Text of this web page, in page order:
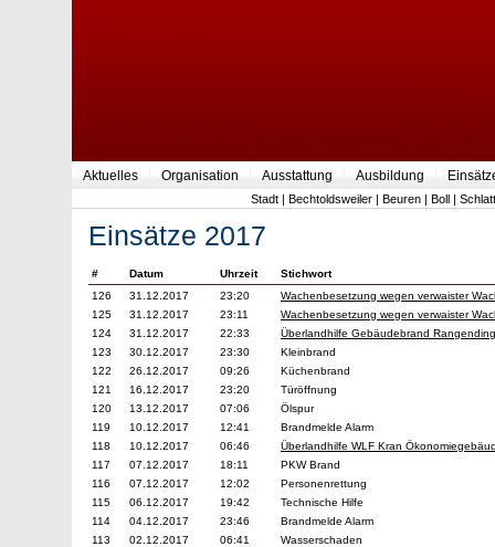
Aktuelles Organisation Ausstattung Ausbildung
Stadt | Bechtoldsweiler | Beuren | Boll | Schlatt
Einsätze 2017
# Datum Uhrzeit
Stichwort
126
31.12.2017 23:20
Wachenbesetzung wegen verwaister
125
31.12.2017 23:11
Wachenbesetzung wegen verwaister
124
31.12.2017 22:33
Überlandhilfe Gebäudebrand
123
30.12.2017 23:30
Kleinbrand
122
26.12.2017 09:26
Küchenbrand
121
16.12.2017 23:20
Türöffnung
120
13.12.2017 07:06
Ölspur
119
10.12.2017 12:41
Brandmelde Alarm
118
10.12.2017 06:46
Überlandhilfe WLF Kran
117
07.12.2017 18:11
PKW Brand
116
07.12.2017 12:02
Personenrettung
115
06.12.2017 19:42
Technische Hilfe
114
04.12.2017 23:46
Brandmelde Alarm
113
02.12.2017 06:41
Wasserschaden